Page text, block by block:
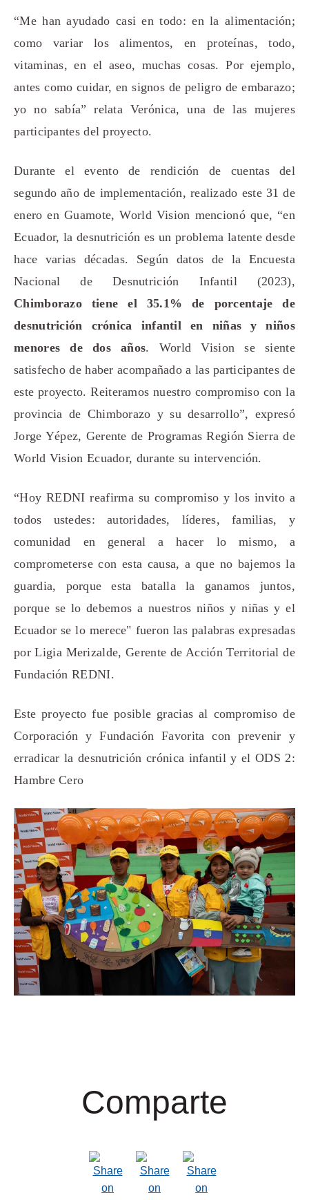
“Me han ayudado casi en todo: en la alimentación;
como variar los alimentos, en proteínas, todo,
vitaminas, en el aseo, muchas cosas. Por ejemplo,
antes como cuidar, en signos de peligro de embarazo;
yo no sabía” relata Verónica, una de las mujeres
participantes del proyecto.
Durante el evento de rendición de cuentas del
segundo año de implementación, realizado este 31 de
enero en Guamote, World Vision mencionó que, “en
Ecuador, la desnutrición es un problema latente desde
hace varias décadas. Según datos de la Encuesta
Nacional de Desnutrición Infantil (2023),
Chimborazo tiene el 35.1% de porcentaje de
desnutrición crónica infantil en niñas y niños
menores de dos años. World Vision se siente
satisfecho de haber acompañado a las participantes de
este proyecto. Reiteramos nuestro compromiso con la
provincia de Chimborazo y su desarrollo”, expresó
Jorge Yépez, Gerente de Programas Región Sierra de
World Vision Ecuador, durante su intervención.
“Hoy REDNI reafirma su compromiso y los invito a
todos ustedes: autoridades, líderes, familias, y
comunidad en general a hacer lo mismo, a
comprometerse con esta causa, a que no bajemos la
guardia, porque esta batalla la ganamos juntos,
porque se lo debemos a nuestros niños y niñas y el
Ecuador se lo merece" fueron las palabras expresadas
por Ligia Merizalde, Gerente de Acción Territorial de
Fundación REDNI.
Este proyecto fue posible gracias al compromiso de
Corporación y Fundación Favorita con prevenir y
erradicar la desnutrición crónica infantil y el ODS 2:
Hambre Cero
Comparte